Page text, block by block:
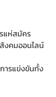
แห่สมัคร
งคมออนไลน์
ารแข่งขันทั้ง